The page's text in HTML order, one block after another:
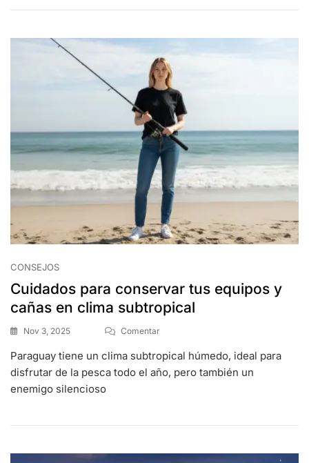
CONSEJOS
Cuidados para conservar tus equipos y
cañas en clima subtropical
Nov 3, 2025 Comentar
Paraguay tiene un clima subtropical húmedo, ideal para
disfrutar de la pesca todo el año, pero también un
enemigo silencioso